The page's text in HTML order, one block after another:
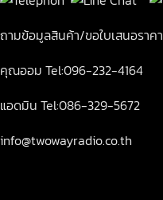
ถามข้อมูลสินค้า/ขอใบเสนอราคา
คุณออม Tel:096-232-4164
แอดมิน Tel:086-329-5672
info@twowayradio.co.th